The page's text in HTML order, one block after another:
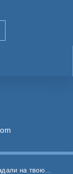
Макс Барских - А зорі падали на твою шию мов кольє